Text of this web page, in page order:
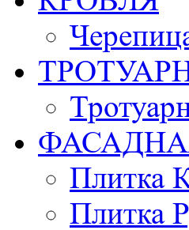
Плитка
Плитка